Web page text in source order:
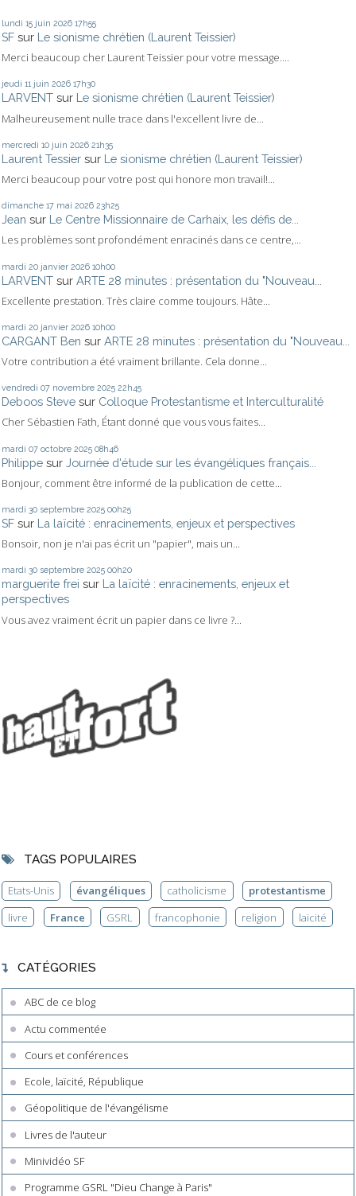
lundi 15 juin 2026 17h55
SF sur Le sionisme chrétien (Laurent Teissier)
Merci beaucoup cher Laurent Teissier pour votre message....
jeudi 11 juin 2026 17h30
LARVENT sur Le sionisme chrétien (Laurent Teissier)
Malheureusement nulle trace dans l'excellent livre de...
mercredi 10 juin 2026 21h35
Laurent Tessier sur Le sionisme chrétien (Laurent Teissier)
Merci beaucoup pour votre post qui honore mon travail!...
dimanche 17 mai 2026 23h25
Jean sur Le Centre Missionnaire de Carhaix, les défis de...
Les problèmes sont profondément enracinés dans ce centre,...
mardi 20 janvier 2026 10h00
LARVENT sur ARTE 28 minutes : présentation du "Nouveau...
Excellente prestation. Très claire comme toujours. Hâte...
mardi 20 janvier 2026 10h00
CARGANT Ben sur ARTE 28 minutes : présentation du "Nouveau...
Votre contribution a été vraiment brillante. Cela donne...
vendredi 07 novembre 2025 22h45
Deboos Steve sur Colloque Protestantisme et Interculturalité
Cher Sébastien Fath, Étant donné que vous vous faites...
mardi 07 octobre 2025 08h46
Philippe sur Journée d'étude sur les évangéliques français...
Bonjour, comment être informé de la publication de cette...
mardi 30 septembre 2025 00h25
SF sur La laïcité : enracinements, enjeux et perspectives
Bonsoir, non je n'ai pas écrit un "papier", mais un...
mardi 30 septembre 2025 00h20
marguerite frei sur La laïcité : enracinements, enjeux et
perspectives
Vous avez vraiment écrit un papier dans ce livre ?...
TAGS POPULAIRES
Etats-Unis évangéliques catholicisme
protestantisme
livre
France GSRL francophonie religion laïcité
CATÉGORIES
ABC de ce blog
Actu commentée
Cours et conférences
Ecole, laïcité, République
Géopolitique de l'évangélisme
Livres de l'auteur
Minividéo SF
Programme GSRL "Dieu Change à Paris"